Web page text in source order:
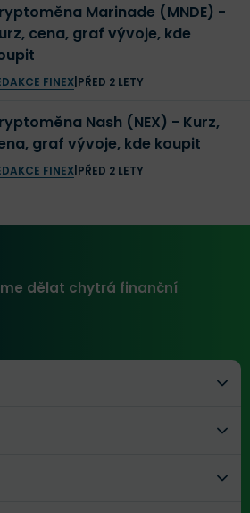
Marinade (MNDE) -
cena, graf vývoje, kde
FINEX| PŘED 2 LETY
Nash (NEX) - Kurz,
graf vývoje, kde koupit
FINEX| PŘED 2 LETY
dělat chytrá finanční